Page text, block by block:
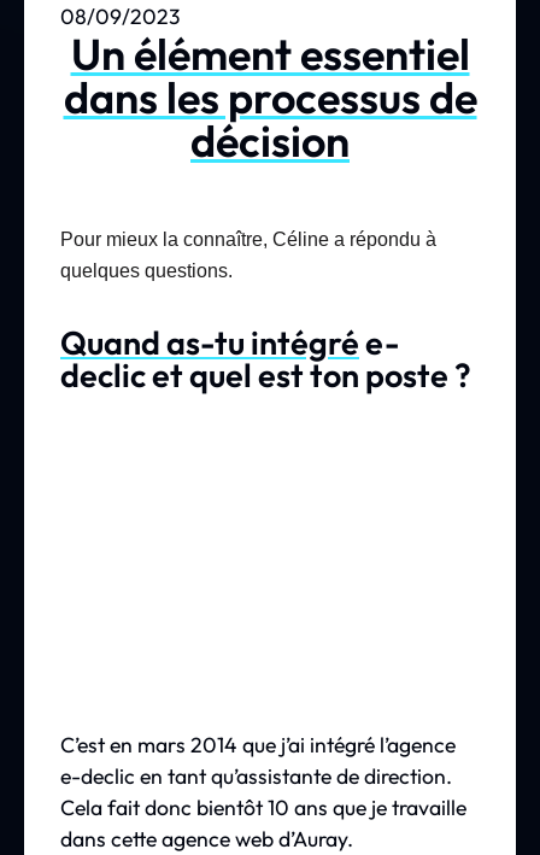
08/09/2023
Un élément essentiel
dans les processus de
décision
Pour mieux la connaître, Céline a répondu à
quelques questions.
Quand as-tu intégrée-
declic et quel est ton poste ?
C’est en mars 2014 que j’ai intégré l’agence
e-declic en tant qu’assistante de direction.
Cela fait donc bientôt 10 ans que je travaille
dans cette agence web d’Auray.